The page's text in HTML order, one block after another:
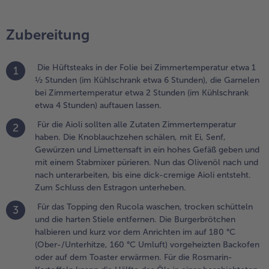
knapp
erhitzen.
tiefgefrorenen
in die
Pfanne
und bei
und
mehrfachem
etwa 9
Zubereitung
1
Die Hüftsteaks in der Folie bei Zimmertemperatur etwa 1
½ Stunden (im Kühlschrank etwa 6 Stunden), die Garnelen
bei Zimmertemperatur etwa 2 Stunden (im Kühlschrank
etwa 4 Stunden) auftauen lassen.
2
Für die Aioli sollten alle Zutaten Zimmertemperatur
haben. Die Knoblauchzehen schälen, mit Ei, Senf,
Gewürzen und Limettensaft in ein hohes Gefäß geben und
mit einem Stabmixer pürieren. Nun das Olivenöl nach und
nach unterarbeiten, bis eine dick-cremige Aioli entsteht.
Zum Schluss den Estragon unterheben.
3
Für das Topping den Rucola waschen, trocken schütteln
und die harten Stiele entfernen. Die Burgerbrötchen
halbieren und kurz vor dem Anrichten im auf 180 °C
(Ober-/Unterhitze, 160 °C Umluft) vorgeheizten Backofen
oder auf dem Toaster erwärmen. Für die Rosmarin-